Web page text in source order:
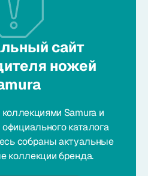
сайт
ножей
Samura и
каталога
собраны актуальные
коллекции бренда.